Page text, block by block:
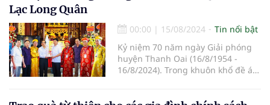
Lạc Long Quân
00:00 | 15/08/2024
Tin nổi bật
Kỷ niệm 70 năm ngày Giải phóng
huyện Thanh Oai (16/8/1954 -
16/8/2024). Trong khuôn khổ đề án